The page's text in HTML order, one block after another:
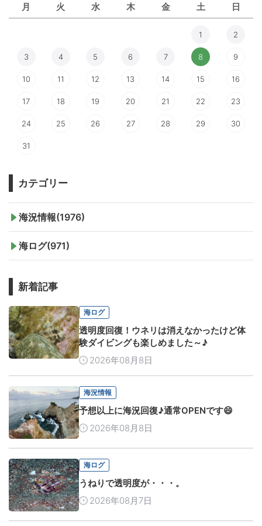
月 火 水 木 金 土 日
1 2
3 4 5 6 7 8 9
10 11 12 13 14 15 16
17 18 19 20 21 22 23
24 25 26 27 28 29 30
31
カテゴリー
海況情報(1976)
海ログ(971)
新着記事
海ログ
透明度回復！ウネリは消えなかったけど体
験ダイビングも楽しめました～♪
2026年08月8日
海況情報
予想以上に海況回復♪通常OPENです😄
2026年08月8日
海ログ
うねりで透明度が・・・。
2026年08月7日